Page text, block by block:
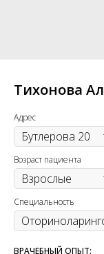
Тихонова
Адрес
Возраст пациента
Специальность
ВРАЧЕБНЫЙ ОПЫТ: